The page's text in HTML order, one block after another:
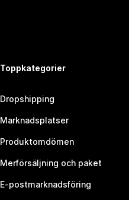
Toppkategorier
Dropshipping
Marknadsplatser
Produktomdömen
Merförsäljning och paket
E-postmarknadsföring